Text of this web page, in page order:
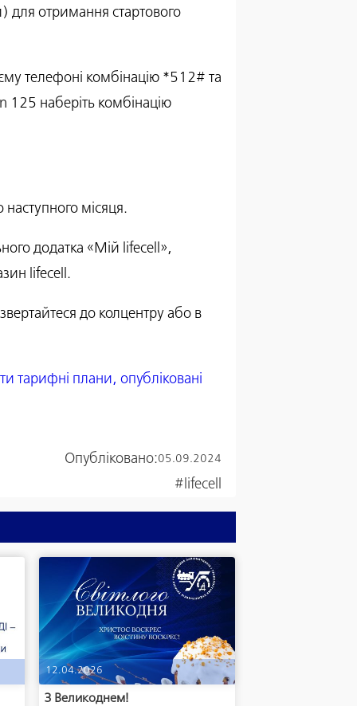
для отримання стартового
телефоні комбінацію *512# та
наберіть комбінацію
місяця.
додатка «Мій lifecell»,
lifecell.
до колцентру або в
тарифні плани, опубліковані
Опубліковано:05.09.2024
#lifecell
12.04.2026
З Великоднем!